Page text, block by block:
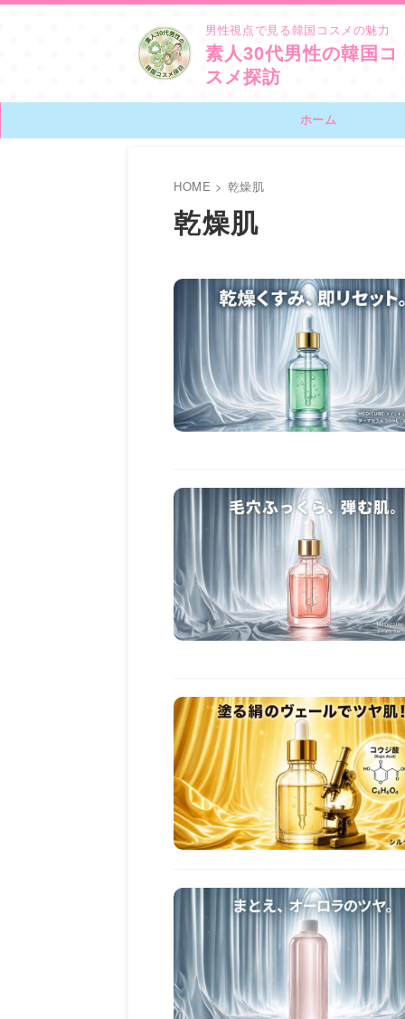
男性視点で見る韓国コスメの魅力
素人30代男性の韓国コ
スメ探訪
ホーム
HOME > 乾燥肌
乾燥肌